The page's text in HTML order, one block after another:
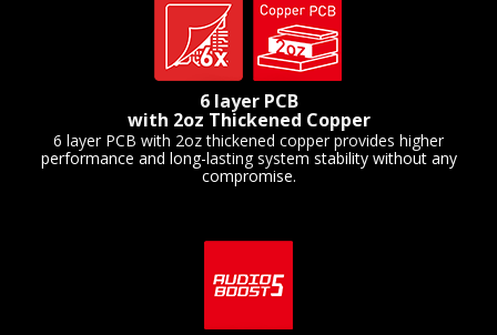
6 layer PCB
with 2oz Thickened Copper
6 layer PCB with 2oz thickened copper provides higher
performance and long-lasting system stability without any
compromise.